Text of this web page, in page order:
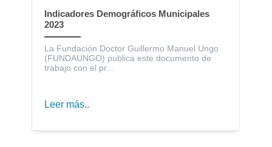
Indicadores Demográficos Municipales
2023
La Fundación Doctor Guillermo Manuel Ungo
(FUNDAUNGO) publica este documento de
trabajo con el pr...
Leer más..